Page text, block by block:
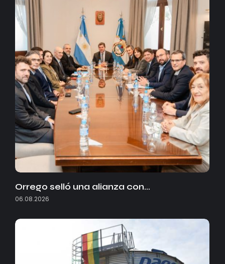
Orrego selló una alianza con…
06.08.2026